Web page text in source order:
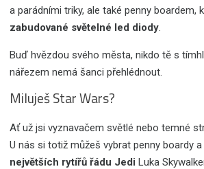
a parádními triky, ale také penny boardem,
zabudované světelné led diody.
Buď hvězdou svého města, nikdo tě s
nářezem nemá šanci přehlédnout.
Miluješ Star Wars?
Ať už jsi vyznavačem světlé nebo temné
U nás si totiž můžeš vybrat penny boardy a
největších rytířů řádu Jedi Luka